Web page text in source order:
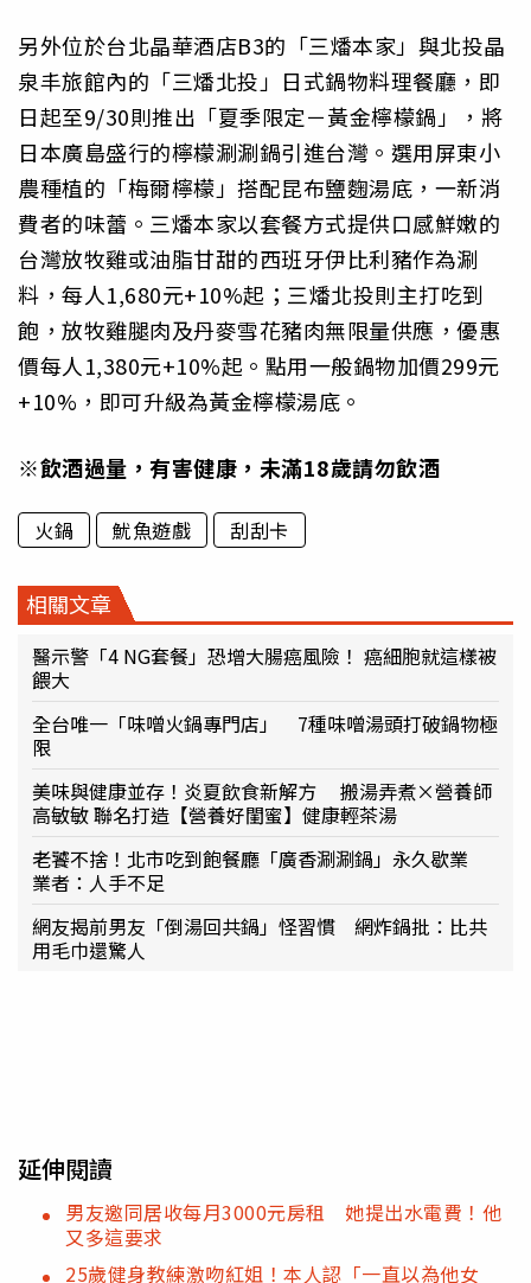
另外位於台北晶華酒店B3的「三燔本家」與北投晶
泉丰旅館內的「三燔北投」日式鍋物料理餐廳，即
日起至9/30則推出「夏季限定－黃金檸檬鍋」，將
日本廣島盛行的檸檬涮涮鍋引進台灣。選用屏東小
農種植的「梅爾檸檬」搭配昆布鹽麴湯底，一新消
費者的味蕾。三燔本家以套餐方式提供口感鮮嫩的
台灣放牧雞或油脂甘甜的西班牙伊比利豬作為涮
料，每人1,680元+10%起；三燔北投則主打吃到
飽，放牧雞腿肉及丹麥雪花豬肉無限量供應，優惠
價每人1,380元+10%起。點用一般鍋物加價299元
+10%，即可升級為黃金檸檬湯底。
※飲酒過量，有害健康，未滿18歲請勿飲酒
火鍋 魷魚遊戲 刮刮卡
相關文章
醫示警「4 NG套餐」恐增大腸癌風險！ 癌細胞就這樣被
餵大
全台唯一「味噌火鍋專門店」 7種味噌湯頭打破鍋物極
限
美味與健康並存！炎夏飲食新解方 搬湯弄煮×營養師
高敏敏 聯名打造【營養好閨蜜】健康輕茶湯
老饕不捨！北市吃到飽餐廳「廣香涮涮鍋」永久歇業
業者：人手不足
網友揭前男友「倒湯回共鍋」怪習慣 網炸鍋批：比共
用毛巾還驚人
延伸閱讀
男友邀同居收每月3000元房租 她提出水電費！他
又多這要求
25歲健身教練激吻紅姐！本人認「一直以為他女